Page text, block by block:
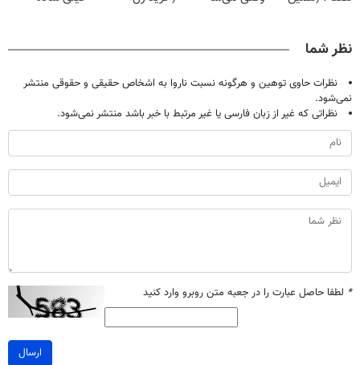
با40%تخفیف)
نظر شما
نظرات حاوی توهین و هرگونه نسبت ناروا به اشخاص حقیقی و حقوقی منتشر
نمی‌شود.
نظراتی که غیر از زبان فارسی یا غیر مرتبط با خبر باشد منتشر نمی‌شود.
* لطفا حاصل عبارت را در جعبه متن روبرو وارد کنید
ارسال